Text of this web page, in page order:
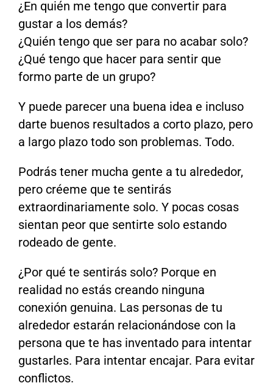
¿En quién me tengo que convertir para
gustar a los demás?
¿Quién tengo que ser para no acabar solo?
¿Qué tengo que hacer para sentir que
formo parte de un grupo?
Y puede parecer una buena idea e incluso
darte buenos resultados a corto plazo, pero
a largo plazo todo son problemas. Todo.
Podrás tener mucha gente a tu alrededor,
pero créeme que te sentirás
extraordinariamente solo. Y pocas cosas
sientan peor que sentirte solo estando
rodeado de gente.
¿Por qué te sentirás solo? Porque en
realidad no estás creando ninguna
conexión genuina. Las personas de tu
alrededor estarán relacionándose con la
persona que te has inventado para intentar
gustarles. Para intentar encajar. Para evitar
conflictos.